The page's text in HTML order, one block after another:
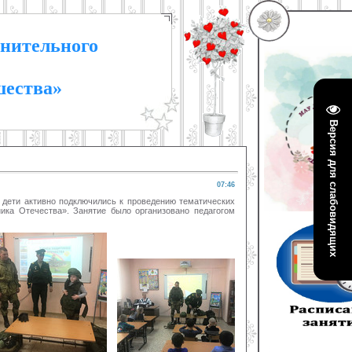
Версия для слабовидящих
07:46
подключились к проведению тематических
Отечества». Занятие было организовано педагогом